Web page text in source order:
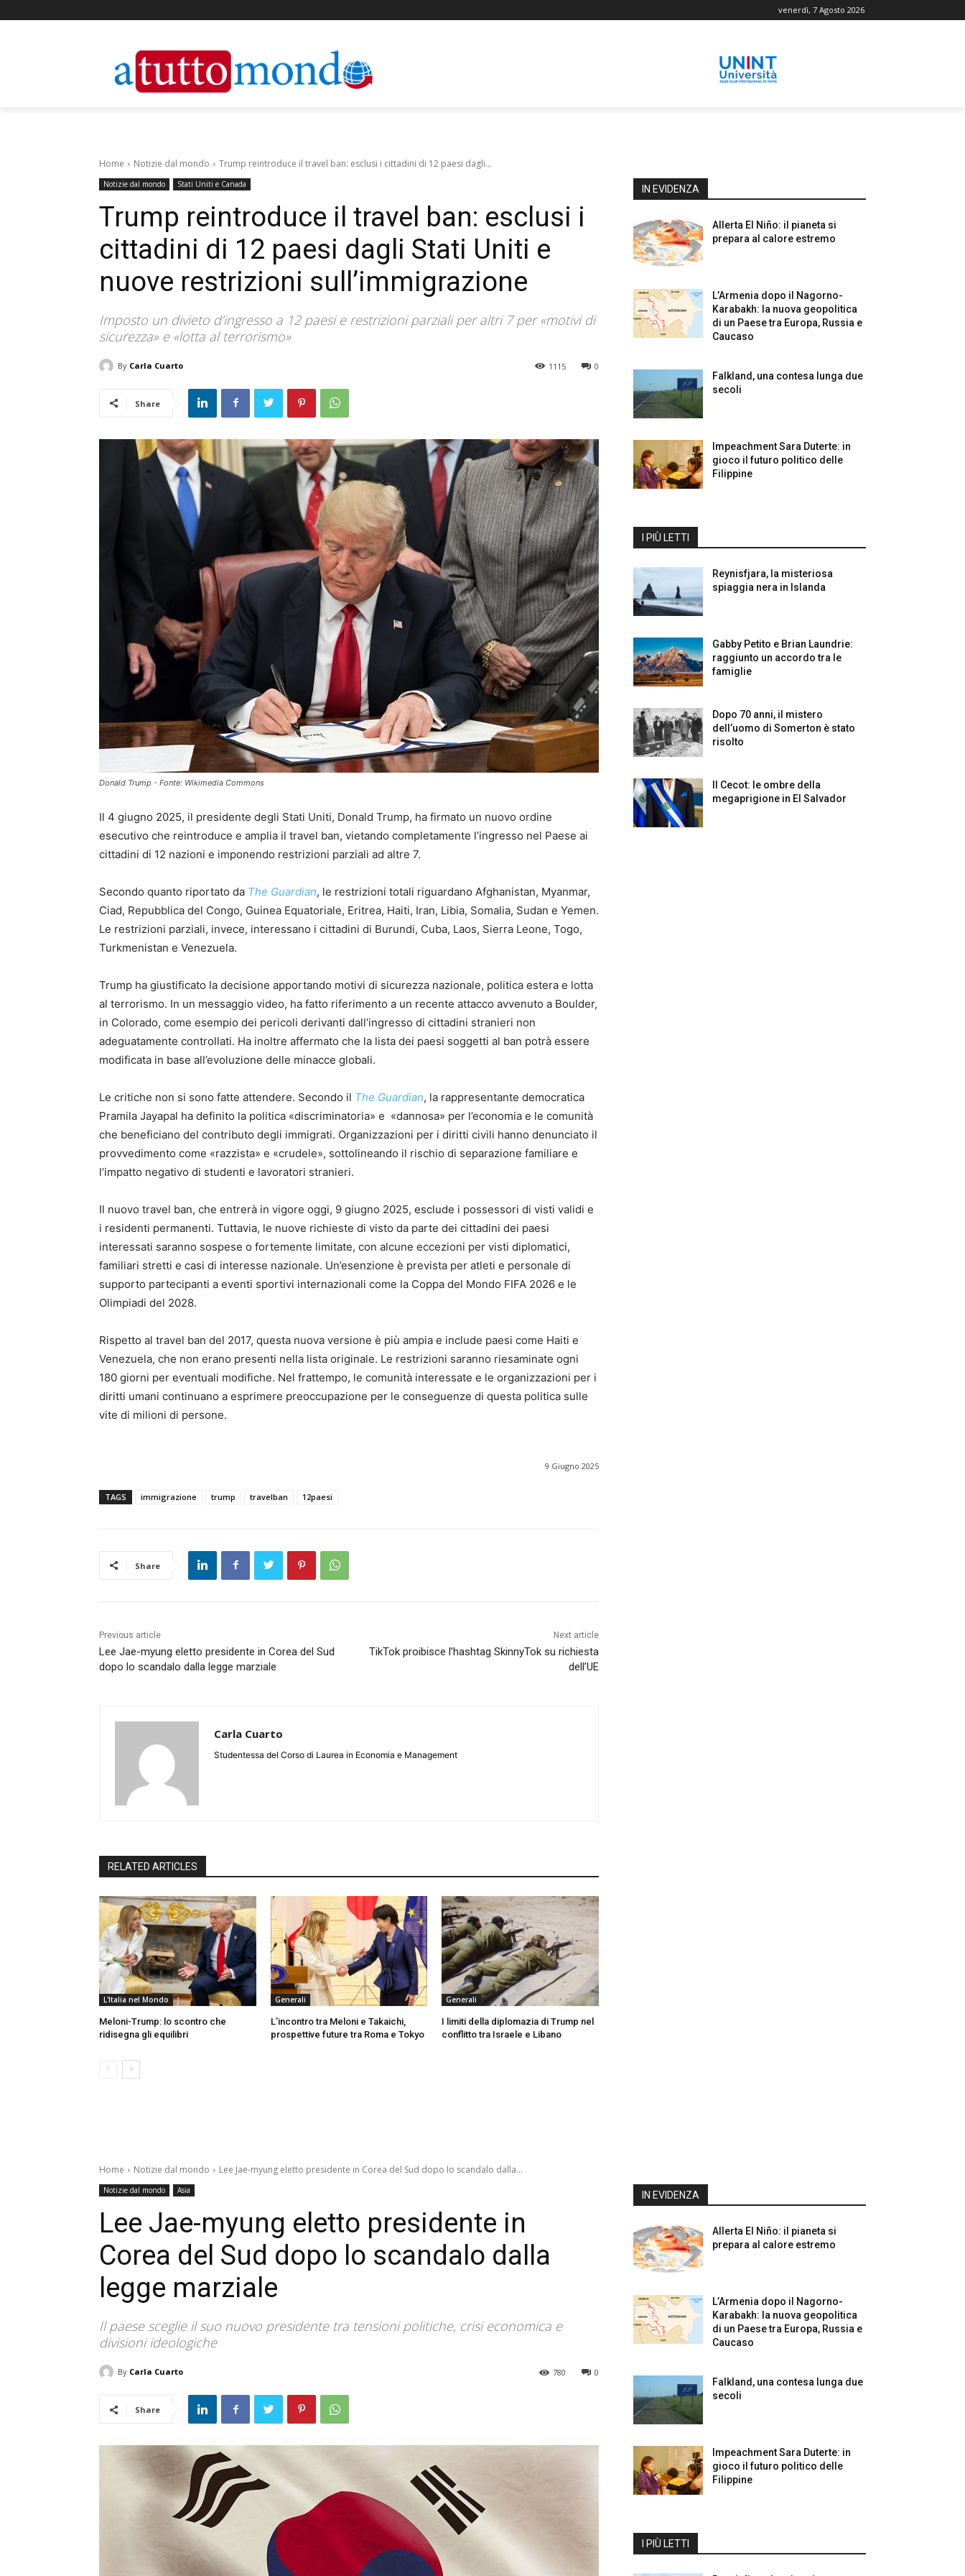
venerdì, 7 Agosto 2026
Home Notizie dal mondo Trump reintroduce il travel ban: esclusi i cittadini di 12 paesi dagli...
Notizie dal mondo Stati Uniti e Canada
Trump reintroduce il travel ban: esclusi i
cittadini di 12 paesi dagli Stati Uniti e
nuove restrizioni sull’immigrazione
Imposto un divieto d’ingresso a 12 paesi e restrizioni parziali per altri 7 per «motivi di
sicurezza» e «lotta al terrorismo»
By Carla Cuarto 0
1115
Share
Donald Trump - Fonte: Wikimedia Commons
Il 4 giugno 2025, il presidente degli Stati Uniti, Donald Trump, ha firmato un nuovo ordine
esecutivo che reintroduce e amplia il travel ban, vietando completamente l’ingresso nel Paese ai
cittadini di 12 nazioni e imponendo restrizioni parziali ad altre 7.
Secondo quanto riportato da The Guardian, le restrizioni totali riguardano Afghanistan, Myanmar,
Ciad, Repubblica del Congo, Guinea Equatoriale, Eritrea, Haiti, Iran, Libia, Somalia, Sudan e Yemen.
Le restrizioni parziali, invece, interessano i cittadini di Burundi, Cuba, Laos, Sierra Leone, Togo,
Turkmenistan e Venezuela.
Trump ha giustificato la decisione apportando motivi di sicurezza nazionale, politica estera e lotta
al terrorismo. In un messaggio video, ha fatto riferimento a un recente attacco avvenuto a Boulder,
in Colorado, come esempio dei pericoli derivanti dall’ingresso di cittadini stranieri non
adeguatamente controllati. Ha inoltre affermato che la lista dei paesi soggetti al ban potrà essere
modificata in base all’evoluzione delle minacce globali.
Le critiche non si sono fatte attendere. Secondo il The Guardian, la rappresentante democratica
Pramila Jayapal ha definito la politica «discriminatoria» e «dannosa» per l’economia e le comunità
che beneficiano del contributo degli immigrati. Organizzazioni per i diritti civili hanno denunciato il
provvedimento come «razzista» e «crudele», sottolineando il rischio di separazione familiare e
l’impatto negativo di studenti e lavoratori stranieri.
Il nuovo travel ban, che entrerà in vigore oggi, 9 giugno 2025, esclude i possessori di visti validi e
i residenti permanenti. Tuttavia, le nuove richieste di visto da parte dei cittadini dei paesi
interessati saranno sospese o fortemente limitate, con alcune eccezioni per visti diplomatici,
familiari stretti e casi di interesse nazionale. Un’esenzione è prevista per atleti e personale di
supporto partecipanti a eventi sportivi internazionali come la Coppa del Mondo FIFA 2026 e le
Olimpiadi del 2028.
Rispetto al travel ban del 2017, questa nuova versione è più ampia e include paesi come Haiti e
Venezuela, che non erano presenti nella lista originale. Le restrizioni saranno riesaminate ogni
180 giorni per eventuali modifiche. Nel frattempo, le comunità interessate e le organizzazioni per i
diritti umani continuano a esprimere preoccupazione per le conseguenze di questa politica sulle
vite di milioni di persone.
9 Giugno 2025
TAGS immigrazione trump travelban 12paesi
Share
Previous article
Lee Jae-myung eletto presidente in Corea del Sud
dopo lo scandalo dalla legge marziale
Next article
TikTok proibisce l’hashtag SkinnyTok su richiesta
dell’UE
Carla Cuarto
Studentessa del Corso di Laurea in Economia e Management
RELATED ARTICLES
L'Italia nel Mondo
Meloni-Trump: lo scontro che
ridisegna gli equilibri
Generali
L’incontro tra Meloni e Takaichi,
prospettive future tra Roma e Tokyo
Generali
I limiti della diplomazia di Trump nel
conflitto tra Israele e Libano
IN EVIDENZA
Allerta El Niño: il pianeta si
prepara al calore estremo
L’Armenia dopo il Nagorno-
Karabakh: la nuova geopolitica
di un Paese tra Europa, Russia e
Caucaso
Falkland, una contesa lunga due
secoli
Impeachment Sara Duterte: in
gioco il futuro politico delle
Filippine
I PIÙ LETTI
Reynisfjara, la misteriosa
spiaggia nera in Islanda
Gabby Petito e Brian Laundrie:
raggiunto un accordo tra le
famiglie
Dopo 70 anni, il mistero
dell’uomo di Somerton è stato
risolto
Il Cecot: le ombre della
megaprigione in El Salvador